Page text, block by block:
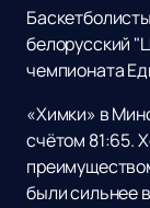
белорусский
чемпионата
«Химки» в
счётом 81:65.
были сильнее